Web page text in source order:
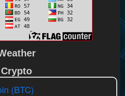
Crypto
(BTC)